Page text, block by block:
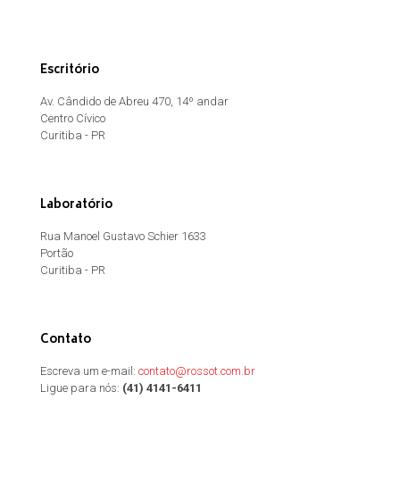
Escritório
Av. Cândido de Abreu 470, 14º andar
Centro Cívico
Curitiba - PR
Laboratório
Rua Manoel Gustavo Schier 1633
Portão
Curitiba - PR
Contato
Escreva um e-mail: contato@rossot.com.br
Ligue para nós: (41) 4141-6411